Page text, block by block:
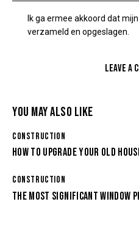
Ik ga ermee akkoord dat
verzameld en opgeslagen.
YOU MAY ALSO LIKE
CONSTRUCTION
HOW TO UPGRADE YOUR OLD
CONSTRUCTION
THE MOST SIGNIFICANT WINDOW